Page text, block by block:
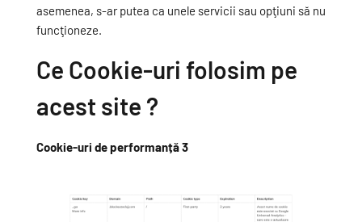
asemenea, s-ar putea ca unele servicii sau opţiuni să nu
funcţioneze.
Ce Cookie-uri folosim pe
acest site ?
Cookie-uri de performanță 3